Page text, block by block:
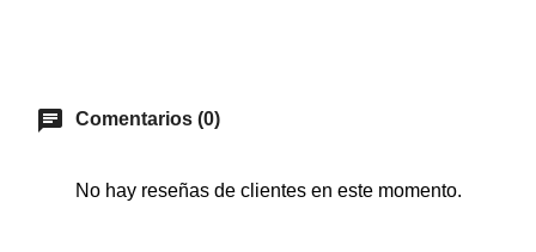
chat Comentarios (0)
No hay reseñas de clientes en este momento.